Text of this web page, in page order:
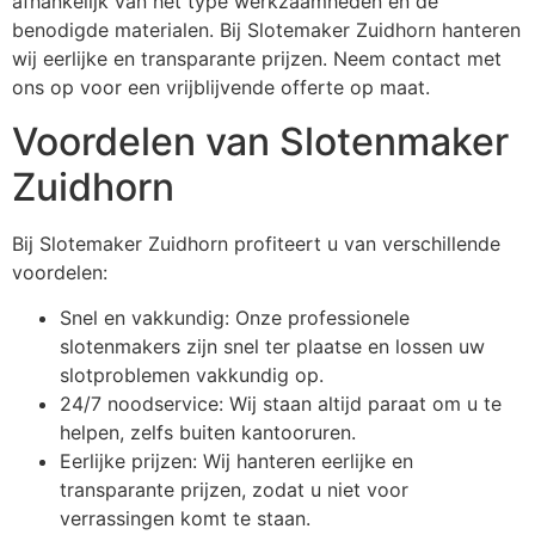
benodigde materialen. Bij Slotemaker Zuidhorn hanteren
wij eerlijke en transparante prijzen. Neem contact met
ons op voor een vrijblijvende offerte op maat.
Voordelen van Slotenmaker
Zuidhorn
Bij Slotemaker Zuidhorn profiteert u van verschillende
voordelen:
Snel en vakkundig: Onze professionele
slotenmakers zijn snel ter plaatse en lossen uw
slotproblemen vakkundig op.
24/7 noodservice: Wij staan altijd paraat om u te
helpen, zelfs buiten kantooruren.
Eerlijke prijzen: Wij hanteren eerlijke en
transparante prijzen, zodat u niet voor
verrassingen komt te staan.